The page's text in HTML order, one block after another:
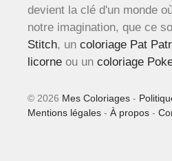
devient la clé d'un monde
notre imagination, que ce
Stitch, un coloriage Pat
licorne ou un coloriage
© 2026 Mes Coloriages -
Mentions légales - À propos -